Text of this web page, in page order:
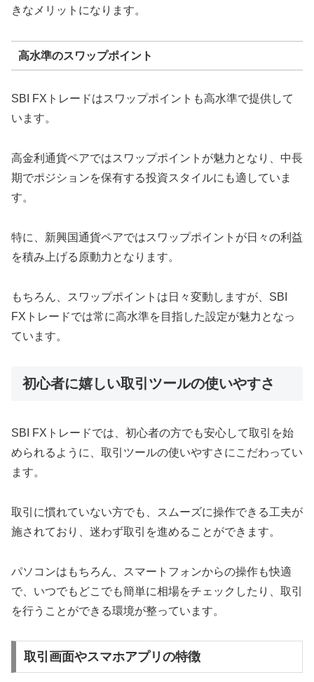
きなメリットになります。
高水準のスワップポイント
SBI FXトレードはスワップポイントも高水準で提供して
います。
高金利通貨ペアではスワップポイントが魅力となり、中長
期でポジションを保有する投資スタイルにも適していま
す。
特に、新興国通貨ペアではスワップポイントが日々の利益
を積み上げる原動力となります。
もちろん、スワップポイントは日々変動しますが、SBI
FXトレードでは常に高水準を目指した設定が魅力となっ
ています。
初心者に嬉しい取引ツールの使いやすさ
SBI FXトレードでは、初心者の方でも安心して取引を始
められるように、取引ツールの使いやすさにこだわってい
ます。
取引に慣れていない方でも、スムーズに操作できる工夫が
施されており、迷わず取引を進めることができます。
パソコンはもちろん、スマートフォンからの操作も快適
で、いつでもどこでも簡単に相場をチェックしたり、取引
を行うことができる環境が整っています。
取引画面やスマホアプリの特徴